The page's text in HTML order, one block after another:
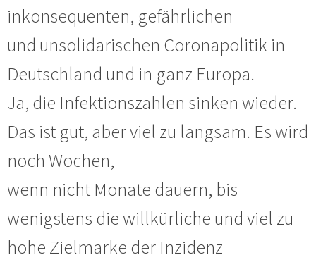
inkonsequenten, gefährlichen
und unsolidarischen Coronapolitik in
Deutschland und in ganz Europa.
Ja, die Infektionszahlen sinken wieder.
Das ist gut, aber viel zu langsam. Es wird
noch Wochen,
wenn nicht Monate dauern, bis
wenigstens die willkürliche und viel zu
hohe Zielmarke der Inzidenz